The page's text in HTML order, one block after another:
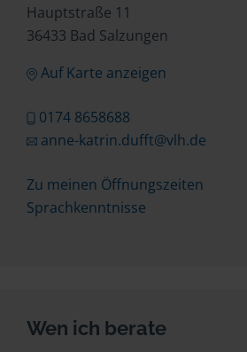
Hauptstraße 11
36433 Bad Salzungen
Auf Karte anzeigen
0174 8658688
anne-katrin.dufft@vlh.de
Zu meinen Öffnungszeiten
Sprachkenntnisse
Wen ich berate